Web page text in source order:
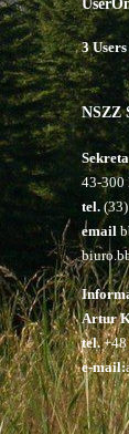
3 Users
NSZZ
43-300
tel.(33)
email
Artur
tel.+48
e-mail: